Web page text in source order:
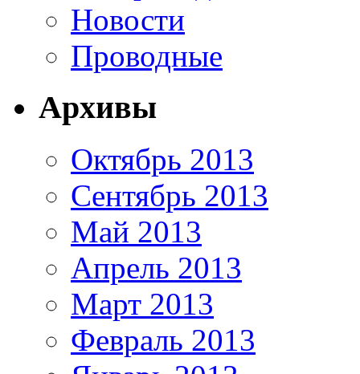
Новости
Проводные
Архивы
Октябрь 2013
Сентябрь 2013
Май 2013
Апрель 2013
Март 2013
Февраль 2013